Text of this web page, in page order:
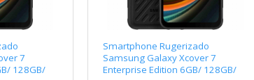
7
128GB/
Smartphone Rugerizado
Samsung Galaxy Xcover 7
Enterprise Edition 6GB/ 128GB/